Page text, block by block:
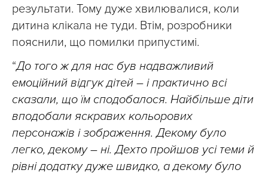
результати. Тому дуже хвилювалися, коли
дитина клікала не туди. Втім, розробники
пояснили, що помилки припустимі.
“До того ж для нас був надважливий
емоційний відгук дітей – і практично всі
сказали, що їм сподобалося. Найбільше діти
вподобали яскравих кольорових
персонажів і зображення. Декому було
легко, декому – ні. Дехто пройшов усі теми й
рівні додатку дуже швидко, а декому було